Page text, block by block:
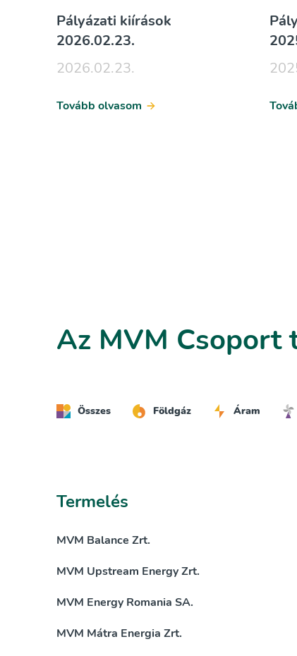
Pályázati kiírások
2026.02.23.
2026.02.23.
Tovább olvasom
Az MVM Csoport
Összes Földgáz Áram
Termelés
MVM Balance Zrt.
MVM Upstream Energy Zrt.
MVM Energy Romania SA.
MVM Mátra Energia Zrt.